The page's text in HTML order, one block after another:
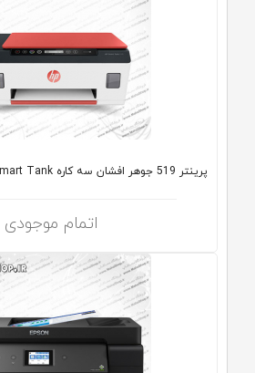
پرینتر 519 جوهر افشان سه کاره HP Smart Tank
اتمام موجودی